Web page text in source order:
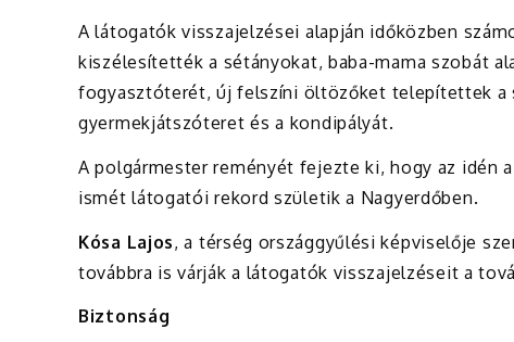
A látogatók visszajelzései alapján időközben
kiszélesítették a sétányokat, baba-mama szobát
fogyasztóterét, új felszíni öltözőket telepítettek a
gyermekjátszóteret és a kondipályát.
A polgármester reményét fejezte ki, hogy az idén
ismét látogatói rekord születik a Nagyerdőben.
Kósa Lajos, a térség országgyűlési képviselője
továbbra is várják a látogatók visszajelzéseit a
Biztonság